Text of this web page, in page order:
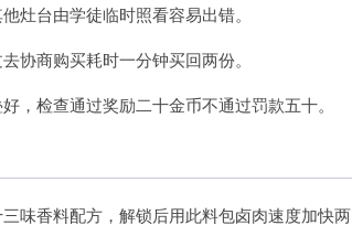
灶台由学徒临时照看容易出错。
协商购买耗时一分钟买回两份。
，检查通过奖励二十金币不通过罚款五十。
味香料配方，解锁后用此料包卤肉速度加快两